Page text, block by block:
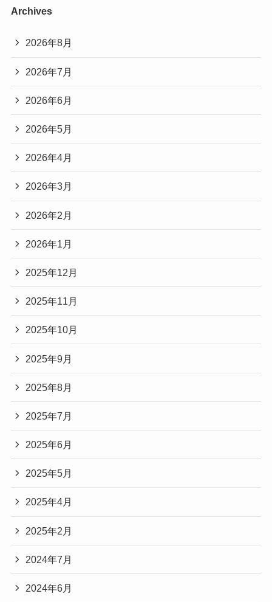
Archives
2026年8月
2026年7月
2026年6月
2026年5月
2026年4月
2026年3月
2026年2月
2026年1月
2025年12月
2025年11月
2025年10月
2025年9月
2025年8月
2025年7月
2025年6月
2025年5月
2025年4月
2025年2月
2024年7月
2024年6月